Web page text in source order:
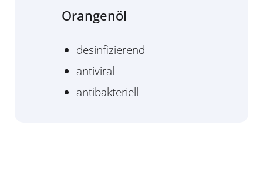
Orangenöl
desinfizierend
antiviral
antibakteriell